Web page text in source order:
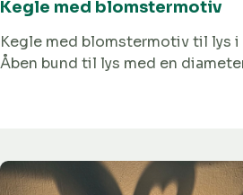
Kegle med blomstermotiv
Kegle med blomstermotiv til lys
Åben bund til lys med en